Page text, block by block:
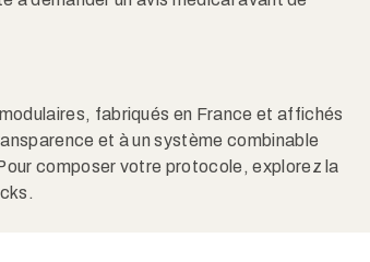
fabriqués en France et affichés
et à un système combinable
composer votre protocole, explorez la